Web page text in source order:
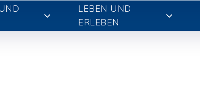
LEBEN UND
ERLEBEN